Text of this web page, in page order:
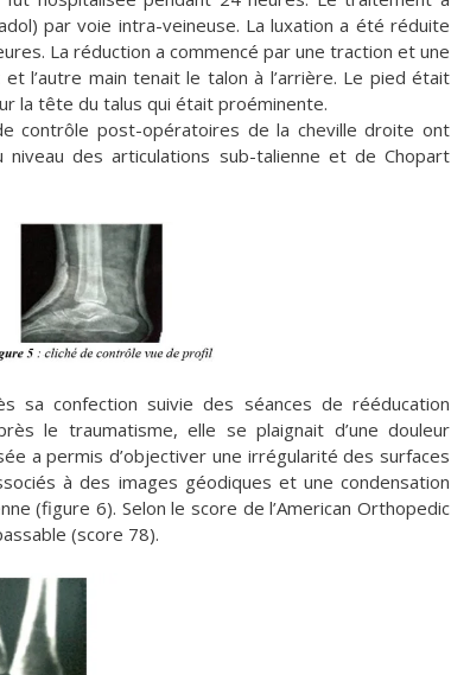
par voie intra-veineuse. La luxation a été réduite
La réduction a commencé par une traction et une
l’autre main tenait le talon à l’arrière. Le pied était
la tête du talus qui était proéminente.
contrôle post-opératoires de la cheville droite ont
des articulations sub-talienne et de Chopart
sa confection suivie des séances de rééducation
le traumatisme, elle se plaignait d’une douleur
a permis d’objectiver une irrégularité des surfaces
à des images géodiques et une condensation
(figure 6). Selon le score de l’American Orthopedic
(score 78).